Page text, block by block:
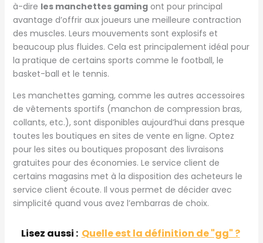
à-dire les manchettes gamingont pour principal
avantage d’offrir aux joueurs une meilleure contraction
des muscles. Leurs mouvements sont explosifs et
beaucoup plus fluides. Cela est principalement idéal pour
la pratique de certains sports comme le football, le
basket-ball et le tennis.
Les manchettes gaming, comme les autres accessoires
de vêtements sportifs (manchon de compression bras,
collants, etc.), sont disponibles aujourd’hui dans presque
toutes les boutiques en sites de vente en ligne. Optez
pour les sites ou boutiques proposant des livraisons
gratuites pour des économies. Le service client de
certains magasins met à la disposition des acheteurs le
service client écoute. Il vous permet de décider avec
simplicité quand vous avez l’embarras de choix.
Lisez aussi : Quelle est la définition de "gg" ?